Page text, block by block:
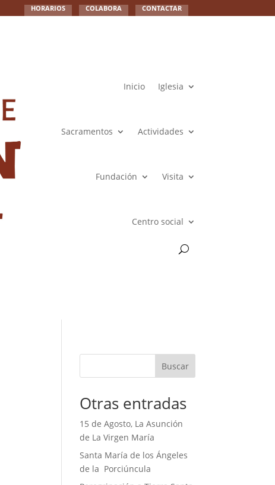
HORARIOS COLABORA CONTACTAR
Inicio Iglesia
Sacramentos Actividades
Fundación Visita
Centro social
Buscar
Otras entradas
15 de Agosto, La Asunción
de La Virgen María
Santa María de los Ángeles
de la Porciúncula